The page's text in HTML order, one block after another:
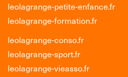
leolagrange-petite-enfance.fr
leolagrange-formation.fr
leolagrange-conso.fr
leolagrange-sport.fr
leolagrange-vieasso.fr